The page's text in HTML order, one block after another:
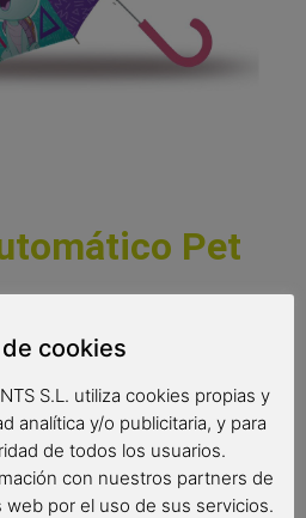
Pet
con los divertidos
multicolor
cookies
S.L. utiliza cookies propias y
analítica y/o publicitaria, y para
de todos los usuarios.
con nuestros partners de
web por el uso de sus servicios.